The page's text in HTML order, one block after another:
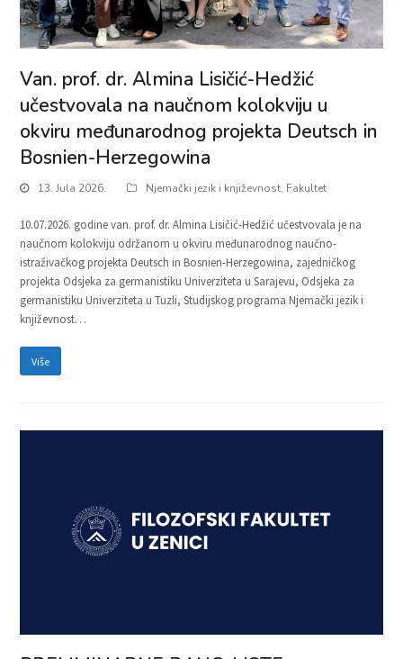
Van. prof. dr. Almina Lisičić-Hedžić
učestvovala na naučnom kolokviju u
okviru međunarodnog projekta Deutsch in
Bosnien-Herzegowina
13. Jula 2026. Njemački jezik i književnost, Fakultet
10.07.2026. godine van. prof. dr. Almina Lisičić-Hedžić učestvovala je na
naučnom kolokviju održanom u okviru međunarodnog naučno-
istraživačkog projekta Deutsch in Bosnien-Herzegowina, zajedničkog
projekta Odsjeka za germanistiku Univerziteta u Sarajevu, Odsjeka za
germanistiku Univerziteta u Tuzli, Studijskog programa Njemački jezik i
književnost…
Više